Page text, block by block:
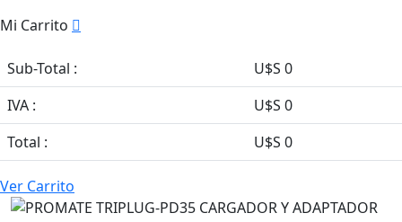
Mi Carrito
Sub-Total :
U$S 0
IVA :
U$S 0
Total :
U$S 0
Ver Carrito